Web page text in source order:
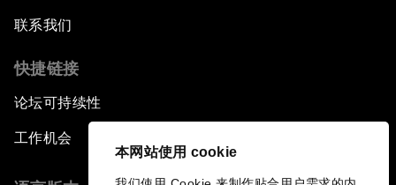
本网站使用 cookie
联系我们
快捷链接
论坛可持续性
工作机会